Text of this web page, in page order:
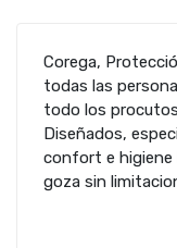
Corega,
todas las
todo los
Diseñados,
confort e higiene
goza sin